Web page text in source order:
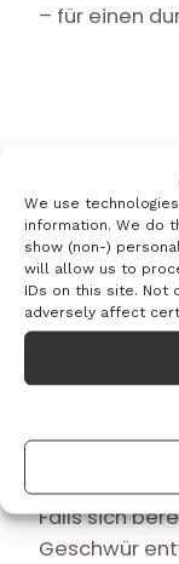
We use
information. We do
show (non-)
will allow us to
IDs on this site. Not
adversely affect
– für einen
Neben der
eine
Diese
Fußpflege
sie
dann
für
Falls sich
Geschwür